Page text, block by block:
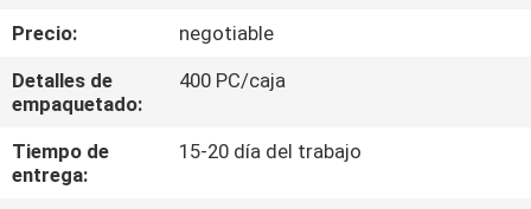
CONTROL
DE
CALIDAD
Precio:
negotiable
Detalles de
empaquetado:
400 PC/caja
Tiempo de
entrega:
15-20 día del trabajo